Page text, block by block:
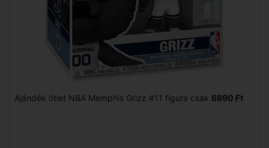
Ajándék ötlet NBA Memphis Grizz #11 figura csak 6890 Ft